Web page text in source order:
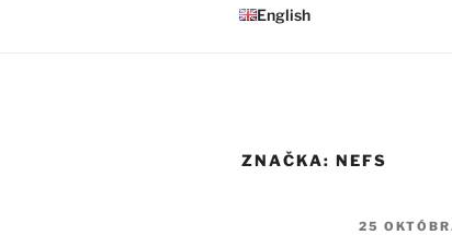
English
ZNAČKA: NEFS
25